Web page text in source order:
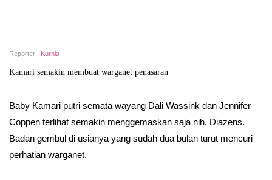
Reporter : Kurnia
Kamari semakin membuat warganet penasaran
Baby Kamari putri semata wayang Dali Wassink dan Jennifer
Coppen terlihat semakin menggemaskan saja nih, Diazens.
Badan gembul di usianya yang sudah dua bulan turut mencuri
perhatian warganet.